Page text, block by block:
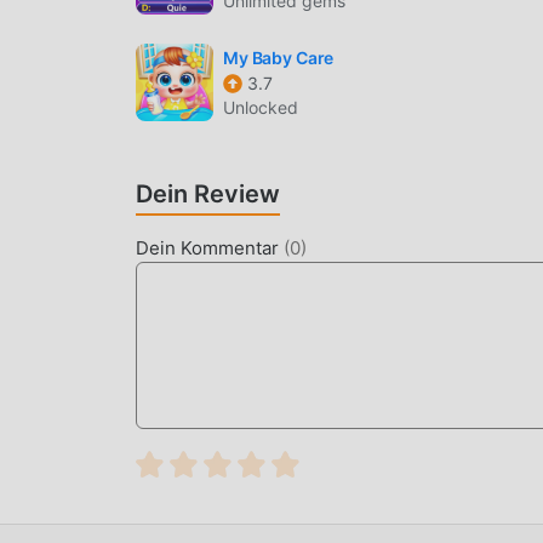
mutige Upgrades vorgenommen. Mit
erheblich verbessert. Während der
das sensorische Erlebnis des Benutzers, und
hervorragender Anpassungsfähigkeit, die
genießen können gebracht von Word Go 1.28.0
EINZIGARTIGER MOD
Fähigkeiten/Fähigkeiten im Spiel anzuhäufen,
JETZT DOWNLOADEN
Klicken Sie einfach auf die Download-
My Baby Care
3.7
Unlocked
Dein Review
Dein Kommentar (0)